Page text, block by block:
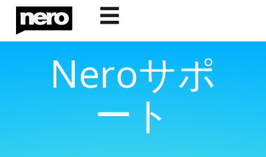
☰
Neroサポ
ート